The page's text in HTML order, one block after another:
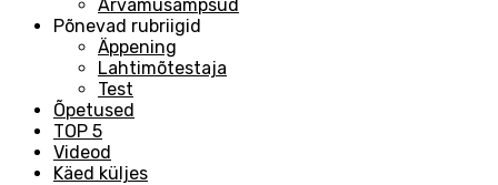
Arvamusampsud
Põnevad rubriigid
Äppening
Lahtimõtestaja
Test
Õpetused
TOP 5
Videod
Käed küljes